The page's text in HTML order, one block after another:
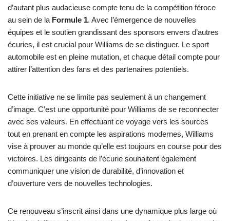
d’autant plus audacieuse compte tenu de la compétition féroce
au sein de la Formule 1. Avec l’émergence de nouvelles
équipes et le soutien grandissant des sponsors envers d’autres
écuries, il est crucial pour Williams de se distinguer. Le sport
automobile est en pleine mutation, et chaque détail compte pour
attirer l’attention des fans et des partenaires potentiels.
Cette initiative ne se limite pas seulement à un changement
d’image. C’est une opportunité pour Williams de se reconnecter
avec ses valeurs. En effectuant ce voyage vers les sources
tout en prenant en compte les aspirations modernes, Williams
vise à prouver au monde qu’elle est toujours en course pour des
victoires. Les dirigeants de l’écurie souhaitent également
communiquer une vision de durabilité, d’innovation et
d’ouverture vers de nouvelles technologies.
Ce renouveau s’inscrit ainsi dans une dynamique plus large où